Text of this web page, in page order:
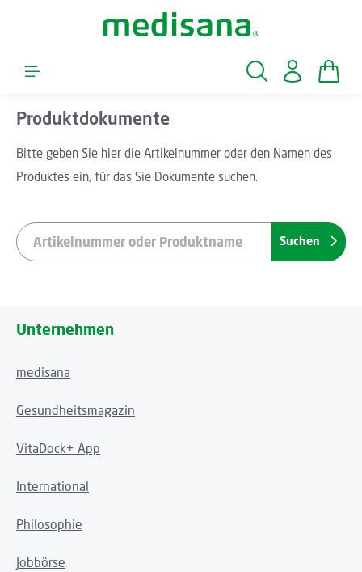
Zum Hauptinhalt springen
Produktdokumente
Bitte geben Sie hier die Artikelnummer oder den Namen des
Produktes ein, für das Sie Dokumente suchen.
Suchen
Unternehmen
medisana
Gesundheitsmagazin
VitaDock+ App
International
Philosophie
Jobbörse